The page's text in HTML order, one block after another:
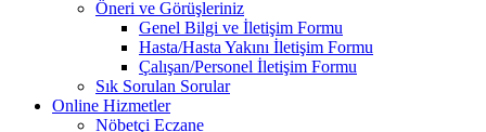
Öneri ve Görüşleriniz
Genel Bilgi ve İletişim Formu
Hasta/Hasta Yakını İletişim Formu
Çalışan/Personel İletişim Formu
Sık Sorulan Sorular
Online Hizmetler
Nöbetçi Eczane